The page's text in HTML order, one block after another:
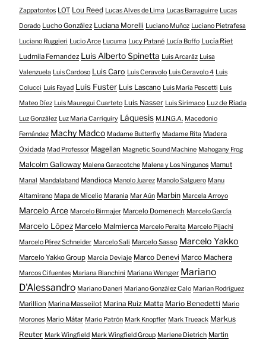
Zappatontos LOT Lou Reed Lucas Alves de Lima Lucas Barraguirre Lucas
Dorado Lucho González Luciana Morelli Luciano Muñoz Luciano Pietrafesa
Luciano Ruggieri Lucio Arce Lucuma Lucy Patané Lucía Boffo Lucía Riet
Ludmila Fernandez Luis Alberto Spinetta Luis Arcaráz Luisa
Valenzuela Luis Cardoso Luis Caro Luis Ceravolo Luis Ceravolo 4 Luis
Colucci Luis Fayad Luis Fuster Luis Lascano Luis María Pescetti Luis
Mateo Díez Luis Mauregui Cuarteto Luis Nasser Luis Sirimaco Luz de Riada
Luz González Luz Maria Carriquiry Láquesis M.I.N.G.A. Macedonio
Fernández Machy Madco Madame Butterfly Madame Rita Madera
Oxidada Mad Professor Magellan Magnetic Sound Machine Mahogany Frog
Malcolm Galloway Malena Garacotche Malena y Los Ningunos Mamut
Manal Mandalaband Mandioca Manolo Juarez Manolo Salguero Manu
Altamirano Mapa de Micelio Marania Mar Aún Marbin Marcela Arroyo
Marcelo Arce Marcelo Birmajer Marcelo Domenech Marcelo García
Marcelo López Marcelo Malmierca Marcelo Peralta Marcelo Pijachi
Marcelo Pérez Schneider Marcelo Sali Marcelo Sasso Marcelo Yakko
Marcelo Yakko Group Marcia Deviaje Marco Denevi Marco Machera
Marcos Cifuentes Mariana Bianchini Mariana Wenger Mariano
D'Alessandro Mariano Daneri Mariano González Calo Marian Rodríguez
Marillion Marina Masseilot Marina Ruiz Matta Mario Benedetti Mario
Morones Mario Mátar Mario Patrón Mark Knopfler Mark Trueack Markus
Reuter Mark Wingfield Mark Wingfield Group Marlene Dietrich Martin